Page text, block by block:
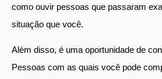
como ouvir pessoas que passaram
situação que você.
Além disso, é uma oportunidade de
Pessoas com as quais você pode